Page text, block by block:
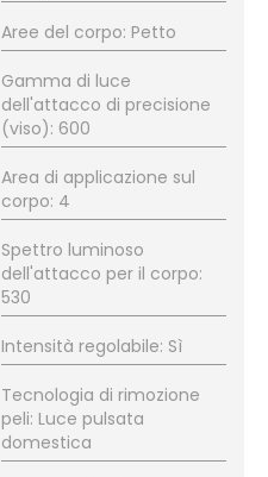
Aree del corpo: Petto
Gamma di luce
dell'attacco di precisione
(viso): 600
Area di applicazione sul
corpo: 4
Spettro luminoso
dell'attacco per il corpo:
530
Intensità regolabile: Sì
Tecnologia di rimozione
peli: Luce pulsata
domestica